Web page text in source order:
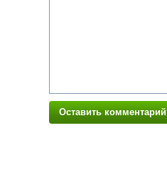
Оставить комментарий